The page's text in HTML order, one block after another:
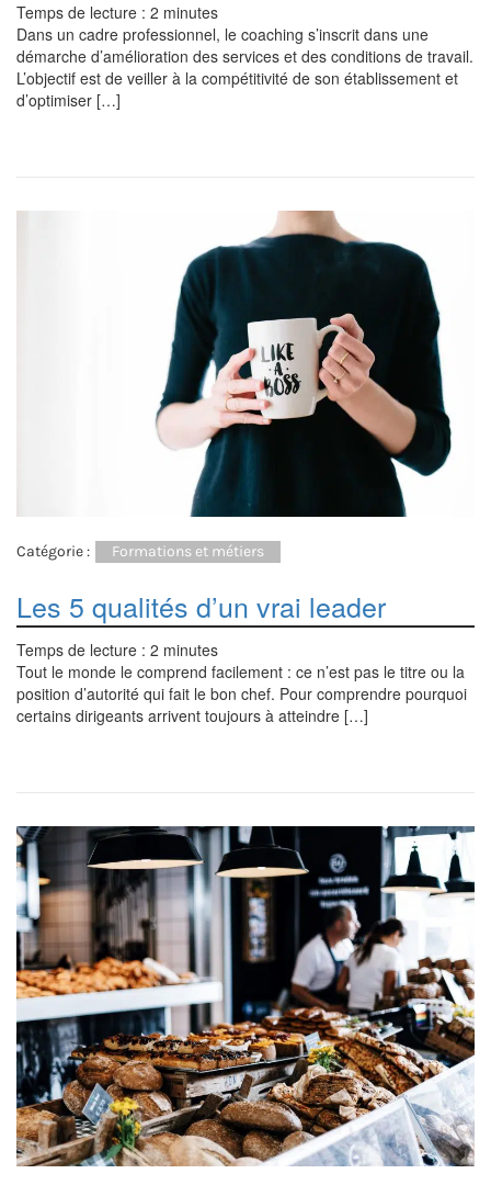
Temps de lecture : 2 minutes
Dans un cadre professionnel, le coaching s’inscrit dans une
démarche d’amélioration des services et des conditions de travail.
L’objectif est de veiller à la compétitivité de son établissement et
d’optimiser […]
Catégorie : Formations et métiers
Les 5 qualités d’un vrai leader
Temps de lecture : 2 minutes
Tout le monde le comprend facilement : ce n’est pas le titre ou la
position d’autorité qui fait le bon chef. Pour comprendre pourquoi
certains dirigeants arrivent toujours à atteindre […]